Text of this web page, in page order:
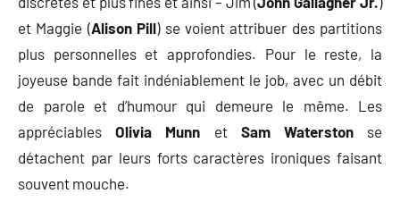
et Maggie (Alison Pill) se voient attribuer des partitions
plus personnelles et approfondies. Pour le reste, la
joyeuse bande fait indéniablement le job, avec un débit
de parole et d’humour qui demeure le même. Les
appréciablesOlivia Munn et Sam Waterstonse
détachent par leurs forts caractères ironiques faisant
souvent mouche.